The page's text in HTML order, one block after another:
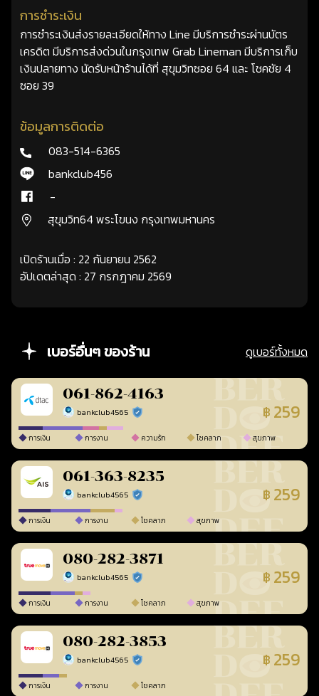
การชำระเงิน
การชำระเงินส่งรายละเอียดให้ทาง Line มีบริการชำระผ่านบัตร
เครดิต มีบริการส่งด่วนในกรุงเทพ Grab Lineman มีบริการเก็บ
เงินปลายทาง นัดรับหน้าร้านได้ที่ สุขุมวิทซอย 64 และ โชคชัย 4
ซอย 39
ข้อมูลการติดต่อ
083-514-6365
bankclub456
-
สุขุมวิท64 พระโขนง กรุงเทพมหานคร
เปิดร้านเมื่อ : 22 กันยายน 2562
อัปเดตล่าสุด : 27 กรกฎาคม 2569
เบอร์อื่นๆ ของร้าน ดูเบอร์ทั้งหมด
061-862-4163
bankclub4565 ร้านยืนยันแล้ว ฿ 259
การเงิน การงาน ความรัก โชคลาภ สุขภาพ
061-363-8235
bankclub4565 ร้านยืนยันแล้ว ฿ 259
การเงิน การงาน โชคลาภ สุขภาพ
080-282-3871
bankclub4565 ร้านยืนยันแล้ว ฿ 259
การเงิน การงาน โชคลาภ สุขภาพ
080-282-3853
bankclub4565 ร้านยืนยันแล้ว ฿ 259
การเงิน การงาน โชคลาภ